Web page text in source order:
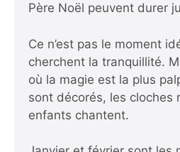
Père Noël peuvent durer
Ce n’est pas le moment
cherchent la tranquillité.
où la magie est la plus
sont décorés, les cloches
enfants chantent.